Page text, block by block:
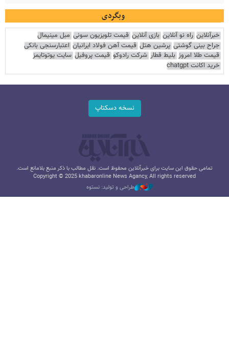
وبگردی
خبرآنلاین راه نو آنلاین بازی آنلاین قیمت تلویزیون سونی مبل مینیمال
جراح بینی گوشتی پرشین هتل قیمت آهن فولاد ایرانیان اعتبارسنجی بانکی
قیمت طلا امروز بلیط قطار شرکت رادوکو قیمت پروفیل سایت یوتوتایمز
خرید اکانت chatgpt
نسخه دسکتاپ
تمامی حقوق این سایت برای خبرآنلاین محفوظ است. نقل مطالب با ذکر منبع بلامانع است.
Copyright © 2025 khabaronline News Agancy, All rights reserved
طراحی و تولید: نستوه